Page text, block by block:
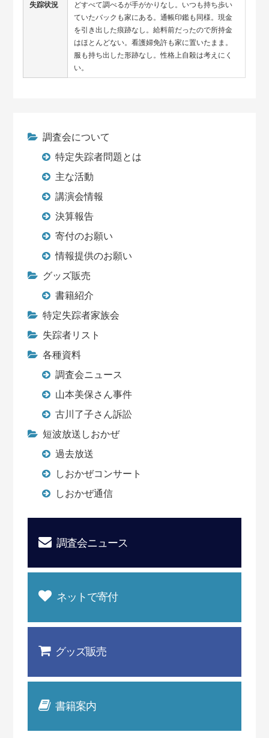
失踪状況
どすべて調べるが手がかりなし。いつも持ち歩い
ていたバックも家にある。通帳印鑑も同様。現金
を引き出した痕跡なし。給料前だったので所持金
はほとんどない。看護婦免許も家に置いたまま。
服も持ち出した形跡なし。性格上自殺は考えにく
い。
調査会について
特定失踪者問題とは
主な活動
講演会情報
決算報告
寄付のお願い
情報提供のお願い
グッズ販売
書籍紹介
特定失踪者家族会
失踪者リスト
各種資料
調査会ニュース
山本美保さん事件
古川了子さん訴訟
短波放送しおかぜ
過去放送
しおかぜコンサート
しおかぜ通信
調査会ニュース
ネットで寄付
グッズ販売
書籍案内